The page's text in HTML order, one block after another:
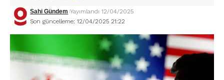
Son güncelleme: 12/04/2025 21:22
Sahi Gündem Yayımlandı 12/04/2025